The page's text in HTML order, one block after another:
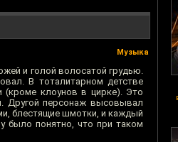
Музыка
и голой волосатой грудью.
В тоталитарном детстве
(кроме клоунов в цирке). Это
Другой персонаж высовывал
блестящие шмотки, и каждый
было понятно, что при таком